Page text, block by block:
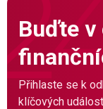
Buďte v
Přihlaste se k
klíčových